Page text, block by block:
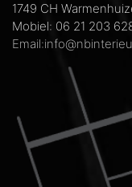
1749 CH
Mobiel: 06 21 203